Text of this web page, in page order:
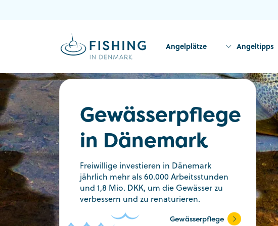
Angelplätze Angeltipps
Gewässerpflege
in Dänemark
Freiwillige investieren in Dänemark
jährlich mehr als 60.000 Arbeitsstunden
und 1,8 Mio. DKK, um die Gewässer zu
verbessern und zu renaturieren.
Gewässerpflege